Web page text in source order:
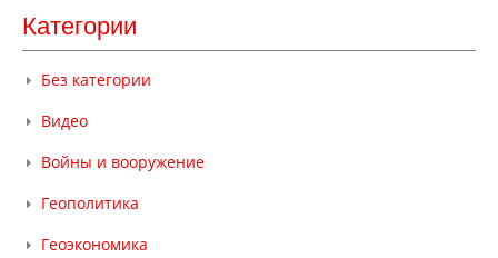
Категории
Без категории
Видео
Войны и вооружение
Геополитика
Геоэкономика